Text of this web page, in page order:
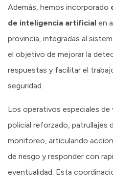
Además, hemos incorporado
de inteligencia artificial en
provincia, integradas al
el objetivo de mejorar la
respuestas y facilitar el
seguridad.
Los operativos especiales de
policial reforzado, patrullajes
monitoreo, articulando
de riesgo y responder con
eventualidad. Esta